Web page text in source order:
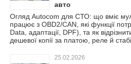
авто
Огляд Autocom для СТО: що вміє
працює з OBD2/CAN, які функції
Data, адаптації, DPF), та як
дешевої копії за платою, реле й
25.02.2026